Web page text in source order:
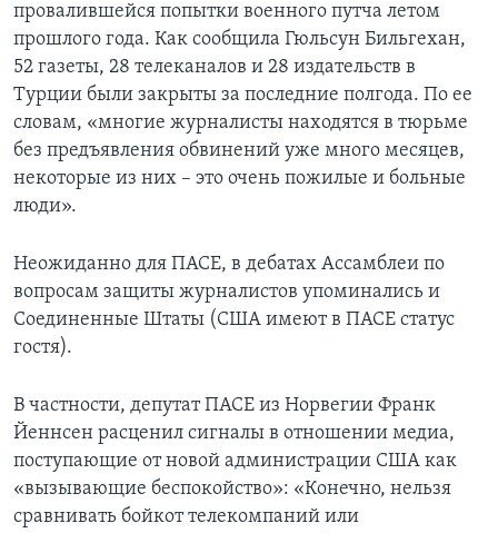
провалившейся попытки военного путча летом
прошлого года. Как сообщила Гюльсун Бильгехан,
52 газеты, 28 телеканалов и 28 издательств в
Турции были закрыты за последние полгода. По ее
словам, «многие журналисты находятся в тюрьме
без предъявления обвинений уже много месяцев,
некоторые из них – это очень пожилые и больные
люди».
Неожиданно для ПАСЕ, в дебатах Ассамблеи по
вопросам защиты журналистов упоминались и
Соединенные Штаты (США имеют в ПАСЕ статус
гостя).
В частности, депутат ПАСЕ из Норвегии Франк
Йеннсен расценил сигналы в отношении медиа,
поступающие от новой администрации США как
«вызывающие беспокойство»: «Конечно, нельзя
сравнивать бойкот телекомпаний или